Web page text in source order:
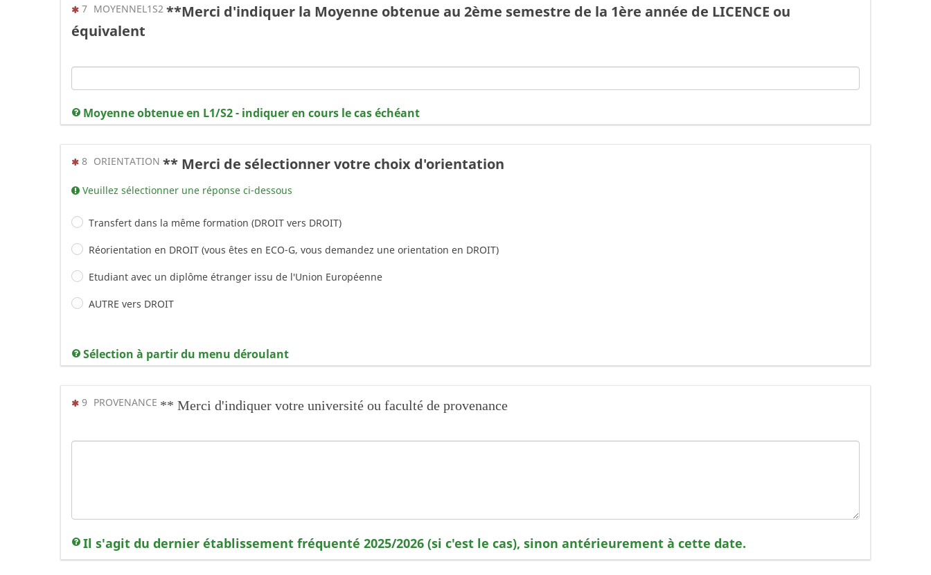
(Cette question est obligatoire)
7 MOYENNEL1S2 **Merci d'indiquer la Moyenne obtenue au 2ème semestre de la 1ère année de LICENCE ou
équivalent
Moyenne obtenue en L1/S2 - indiquer en cours le cas échéant
(Cette question est obligatoire)
8 ORIENTATION ** Merci de sélectionner votre choix d'orientation
Veuillez sélectionner une réponse ci-dessous
Transfert dans la même formation (DROIT vers DROIT)
Réorientation en DROIT (vous êtes en ECO-G, vous demandez une orientation en DROIT)
Etudiant avec un diplôme étranger issu de l'Union Européenne
AUTRE vers DROIT
Sélection à partir du menu déroulant
(Cette question est obligatoire)
9 PROVENANCE ** Merci d'indiquer votre université ou faculté de provenance
Il s'agit du dernier établissement fréquenté 2025/2026(si c'est le cas), sinon antérieurement à cette date.